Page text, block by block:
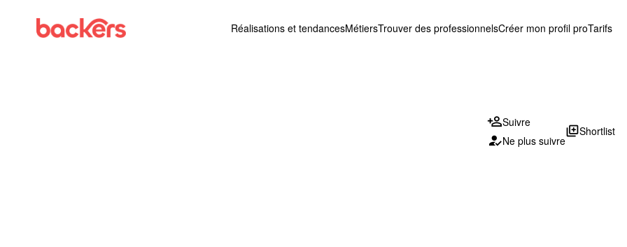
Réalisations et tendancesMétiersTrouver des professionnelsCréer mon profil proTarifs
Suivre
Ne plus suivre
library_addShortlist